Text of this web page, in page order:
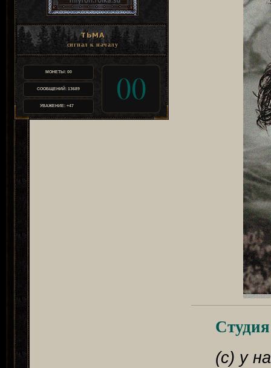
ТЬМА
сигнал к началу
МОНЕТЫ:00
СООБЩЕНИЙ: 13689
УВАЖЕНИЕ: +47 00
(с) у